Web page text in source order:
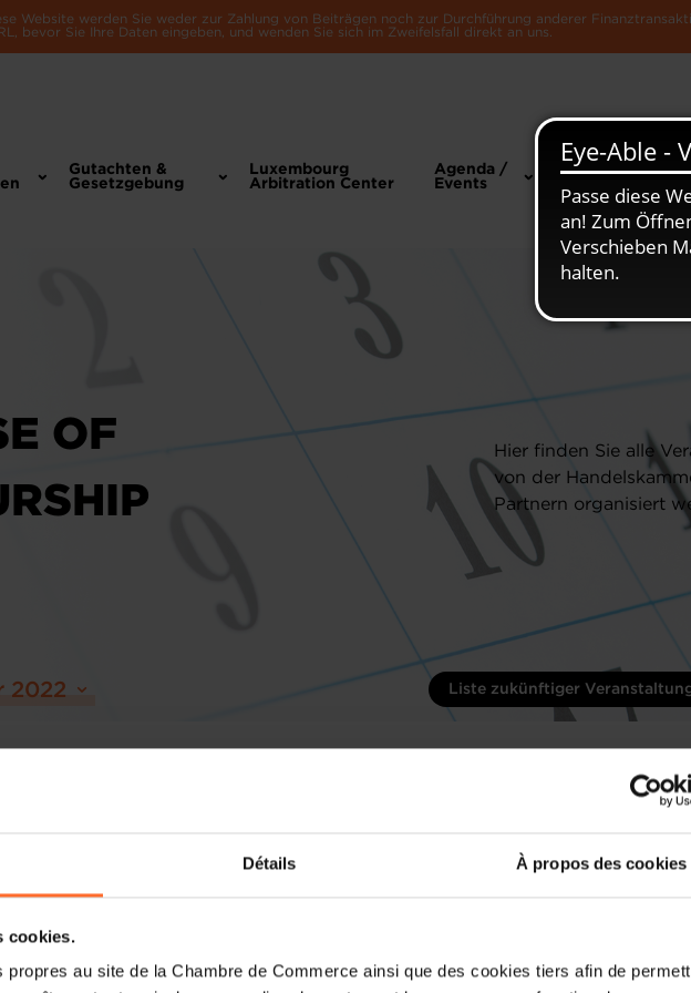
Détails À propos des cookies
cookies.
propres au site de la Chambre de Commerce ainsi que des cookies tiers afin de
Website werden Sie weder zur Zahlung von Beiträgen noch zur Durchführung anderer
bevor Sie Ihre Daten eingeben, und wenden Sie sich im Zweifelsfall direkt an uns.
Suche
Gutachten &
Gesetzgebung
Luxembourg
Arbitration Center
Agenda /
Events
News &
OF
Hier finden Sie alle
von der
Partnern organisiert
2022 Liste zukünftiger